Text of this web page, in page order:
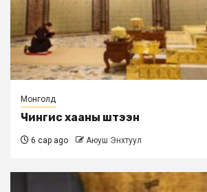
Монголд
Чингис хааны шүтээн
6 сар ago Аюуш Энхтуул